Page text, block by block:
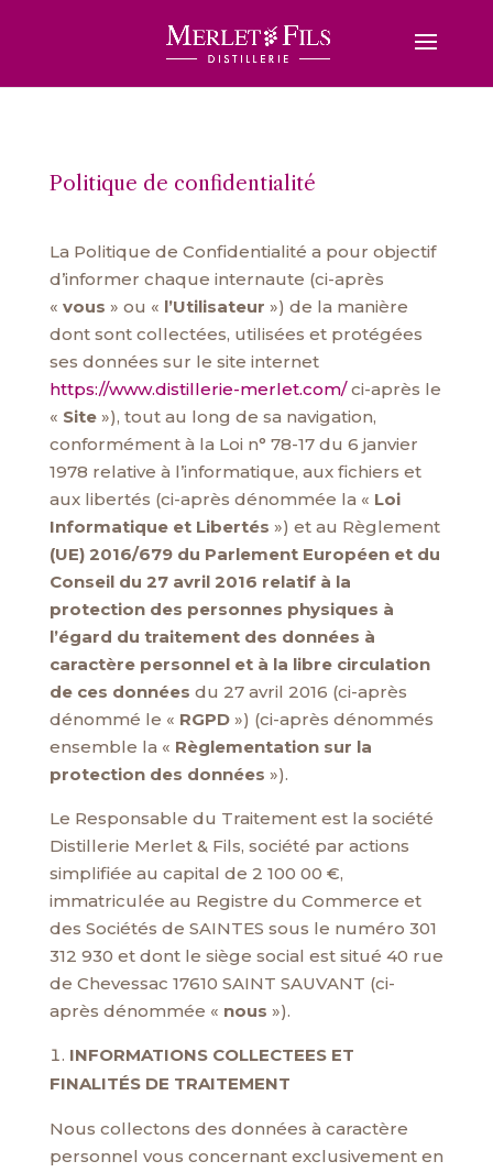
Politique de confidentialité
La Politique de Confidentialité a pour objectif
d’informer chaque internaute (ci-après
« vous » ou « l’Utilisateur ») de la manière
dont sont collectées, utilisées et protégées
ses données sur le site internet
https://www.distillerie-merlet.com/ci-après le
« Site»), tout au long de sa navigation,
conformément à la Loi n° 78-17 du 6 janvier
1978 relative à l’informatique, aux fichiers et
aux libertés (ci-après dénommée la « Loi
Informatique et Libertés ») et au Règlement
(UE) 2016/679 du Parlement Européen et du
Conseil du 27 avril 2016 relatif à la
protection des personnes physiques à
l’égard du traitement des données à
caractère personnel et à la libre circulation
de ces données du 27 avril 2016 (ci-après
dénommé le « RGPD ») (ci-après dénommés
ensemble la « Règlementation sur la
protection des données »).
Le Responsable du Traitement est la société
Distillerie Merlet & Fils, société par actions
simplifiée au capital de 2 100 00 €,
immatriculée au Registre du Commerce et
des Sociétés de SAINTES sous le numéro 301
312 930 et dont le siège social est situé 40 rue
de Chevessac 17610 SAINT SAUVANT (ci-
après dénommée « nous »).
INFORMATIONS COLLECTEES ET
FINALITÉS DE TRAITEMENT
Nous collectons des données à caractère
personnel vous concernant exclusivement en